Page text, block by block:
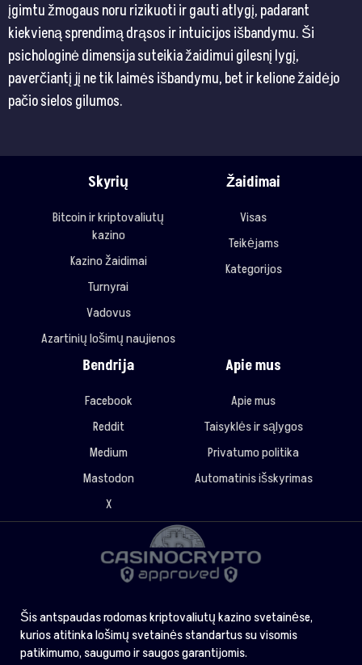
įgimtu žmogaus noru rizikuoti ir gauti atlygį, padarant
kiekvieną sprendimą drąsos ir intuicijos išbandymu. Ši
psichologinė dimensija suteikia žaidimui gilesnį lygį,
paverčiantį jį ne tik laimės išbandymu, bet ir kelione žaidėjo
pačio sielos gilumos.
Skyrių
Bitcoin ir kriptovaliutų
kazino
Kazino žaidimai
Turnyrai
Vadovus
Azartinių lošimų naujienos
Žaidimai
Visas
Teikėjams
Kategorijos
Bendrija
Facebook
Reddit
Medium
Mastodon
X
Apie mus
Apie mus
Taisyklės ir sąlygos
Privatumo politika
Automatinis išskyrimas
Šis antspaudas rodomas kriptovaliutų kazino svetainėse,
kurios atitinka lošimų svetainės standartus su visomis
patikimumo, saugumo ir saugos garantijomis.